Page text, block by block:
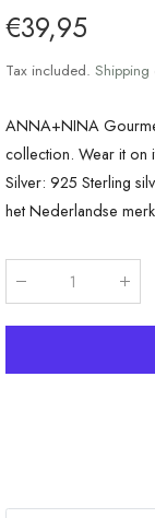
€39,95
Tax included. Shipping
ANNA+NINA
collection. Wear it on
Silver: 925 Sterling
het Nederlandse